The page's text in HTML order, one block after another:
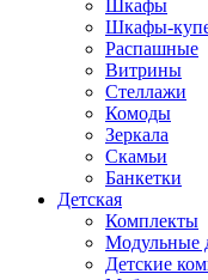
Шкафы
Шкафы-
Распашные
Витрины
Стеллажи
Комоды
Зеркала
Скамьи
Банкетки
Детская
Комплекты
Модульные
Детские